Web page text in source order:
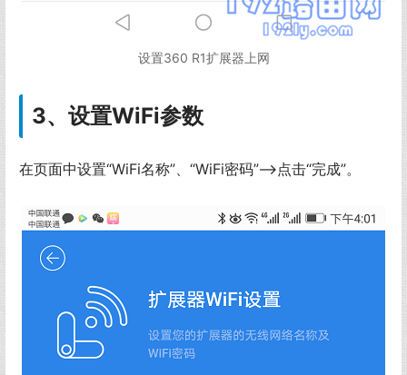
设置360 R1扩展器上网
3、设置WiFi参数
在页面中设置“WiFi名称”、“WiFi密码”——>点击“完成”。